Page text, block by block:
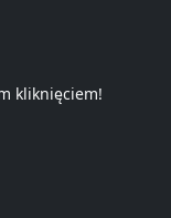
kliknięciem!